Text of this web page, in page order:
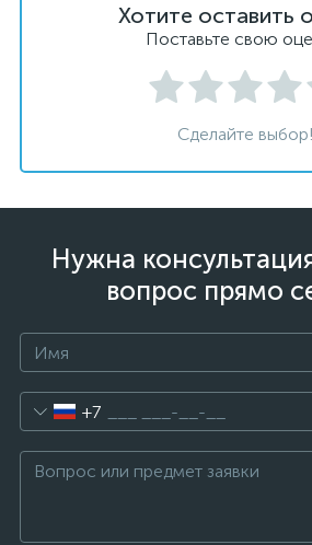
Хотите оставить
Поставьте свою
Сделайте выбор!
Нужна
вопрос прямо
+7